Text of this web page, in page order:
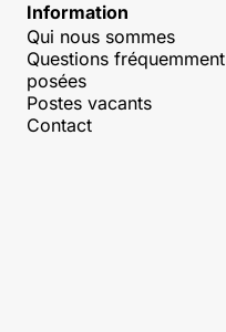
Information
Qui nous sommes
Questions fréquemment
posées
Postes vacants
Contact